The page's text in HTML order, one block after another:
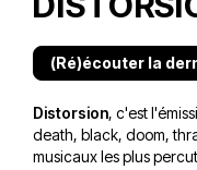
(Ré)écouter la
Distorsion, c'est
death, black, doom,
musicaux les plus